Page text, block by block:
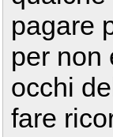
pagare
per non
occhi
fare